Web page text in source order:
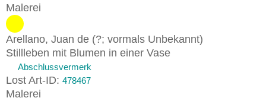
Malerei
Arellano, Juan de (?; vormals Unbekannt)
Stillleben mit Blumen in einer Vase
Abschlussvermerk
Lost Art-ID: 478467
Malerei